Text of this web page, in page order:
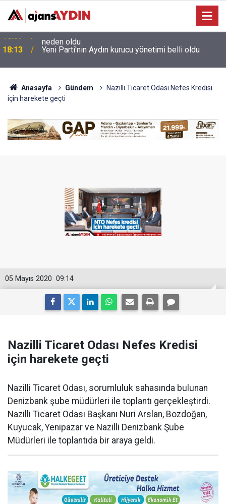
18:13 Yeni Parti'nin Aydın kurucu yönetimi belli oldu
Anasayfa Gündem
Nazilli Ticaret Odası Nefes Kredisi
için harekete geçti
09:14
05 Mayıs 2020
Nazilli Ticaret Odası Nefes Kredisi
için harekete geçti
Nazilli Ticaret Odası, sorumluluk sahasında bulunan
Denizbank şube müdürleri ile toplantı gerçekleştirdi.
Nazilli Ticaret Odası Başkanı Nuri Arslan, Bozdoğan,
Kuyucak, Yenipazar ve Nazilli Denizbank Şube
Müdürleri ile toplantıda bir araya geldi.